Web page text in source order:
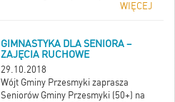
WIĘCEJ
GIMNASTYKA DLA SENIORA –
ZAJĘCIA RUCHOWE
29.10.2018
Wójt Gminy Przesmyki zaprasza
Seniorów Gminy Przesmyki (50+) na